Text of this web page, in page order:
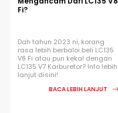
Fi?
Dah tahun 2023 ni, korang
rasa lebih berbaloi beli LC135
V8 Fi atau pun kekal dengan
LC135 V7 Karburetor? Info lebih
lanjut disini!
BACA LEBIH LANJUT